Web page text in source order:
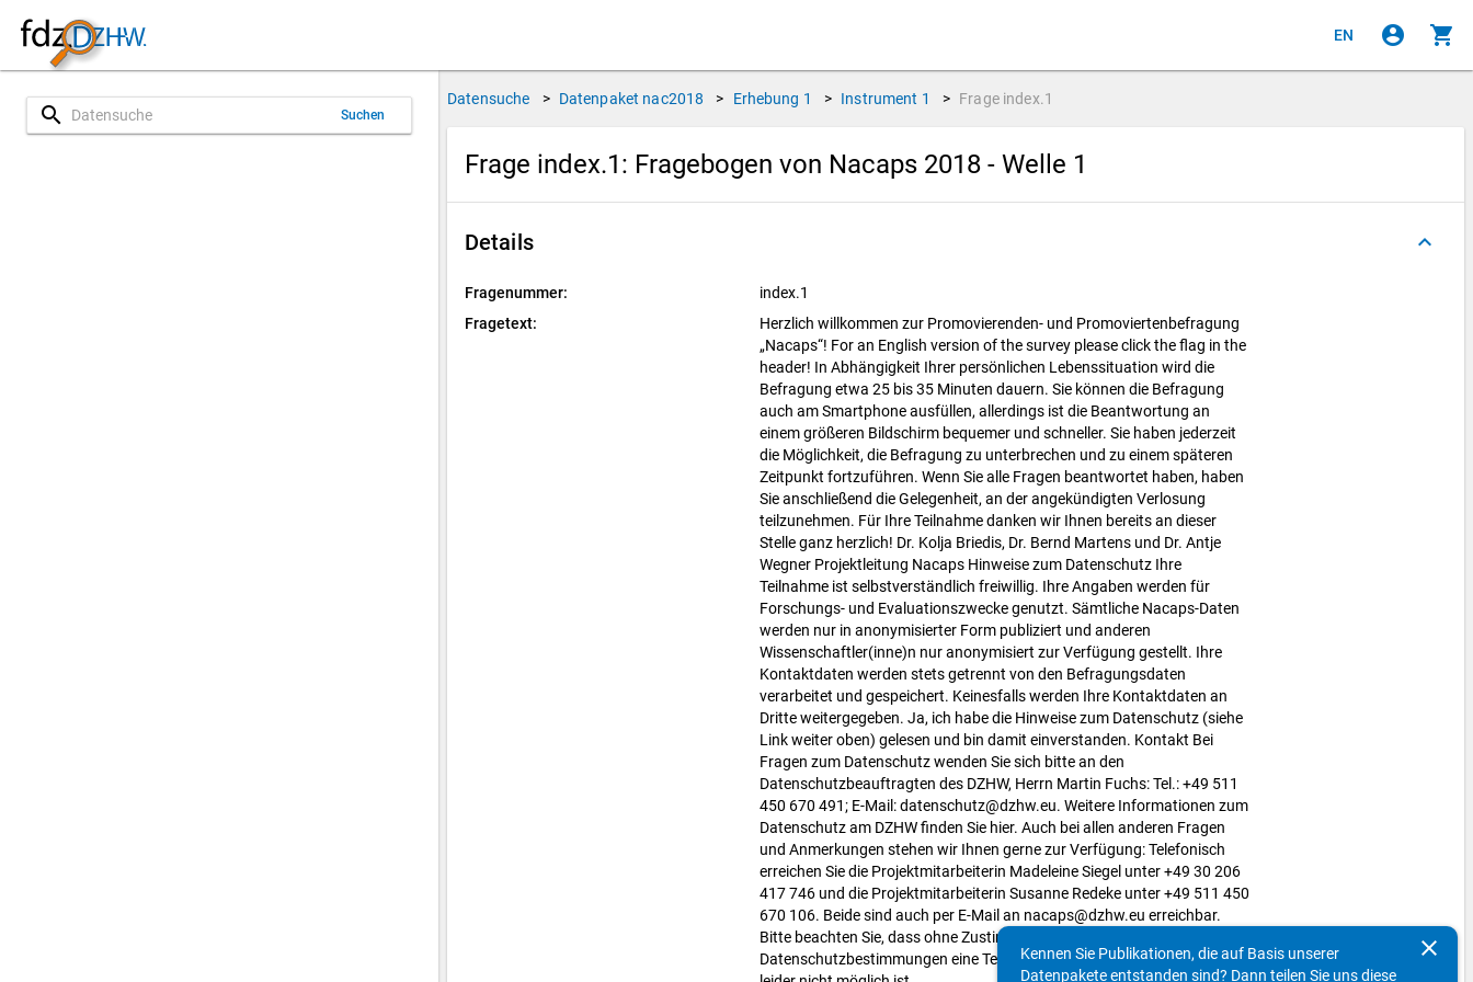
EN account_circle shopping_cart
search Suchen
Datensuche > Datenpaket nac2018 > Erhebung 1 > Instrument 1 > Frage index.1
Frage index.1: Fragebogen von Nacaps 2018 - Welle 1
Details keyboard_arrow_up
Fragenummer:
index.1
Fragetext:
Herzlich willkommen zur Promovierenden- und Promoviertenbefragung
„Nacaps“! For an English version of the survey please click the flag in the
header! In Abhängigkeit Ihrer persönlichen Lebenssituation wird die
Befragung etwa 25 bis 35 Minuten dauern. Sie können die Befragung
auch am Smartphone ausfüllen, allerdings ist die Beantwortung an
einem größeren Bildschirm bequemer und schneller. Sie haben jederzeit
die Möglichkeit, die Befragung zu unterbrechen und zu einem späteren
Zeitpunkt fortzuführen. Wenn Sie alle Fragen beantwortet haben, haben
Sie anschließend die Gelegenheit, an der angekündigten Verlosung
teilzunehmen. Für Ihre Teilnahme danken wir Ihnen bereits an dieser
Stelle ganz herzlich! Dr. Kolja Briedis, Dr. Bernd Martens und Dr. Antje
Wegner Projektleitung Nacaps Hinweise zum Datenschutz Ihre
Teilnahme ist selbstverständlich freiwillig. Ihre Angaben werden für
Forschungs- und Evaluationszwecke genutzt. Sämtliche Nacaps-Daten
werden nur in anonymisierter Form publiziert und anderen
Wissenschaftler(inne)n nur anonymisiert zur Verfügung gestellt. Ihre
Kontaktdaten werden stets getrennt von den Befragungsdaten
verarbeitet und gespeichert. Keinesfalls werden Ihre Kontaktdaten an
Dritte weitergegeben. Ja, ich habe die Hinweise zum Datenschutz (siehe
Link weiter oben) gelesen und bin damit einverstanden. Kontakt Bei
Fragen zum Datenschutz wenden Sie sich bitte an den
Datenschutzbeauftragten des DZHW, Herrn Martin Fuchs: Tel.: +49 511
450 670 491; E-Mail: datenschutz@dzhw.eu. Weitere Informationen zum
Datenschutz am DZHW finden Sie hier. Auch bei allen anderen Fragen
und Anmerkungen stehen wir Ihnen gerne zur Verfügung: Telefonisch
erreichen Sie die Projektmitarbeiterin Madeleine Siegel unter +49 30 206
417 746 und die Projektmitarbeiterin Susanne Redeke unter +49 511 450
670 106. Beide sind auch per E-Mail an nacaps@dzhw.eu erreichbar.
Bitte beachten Sie, dass ohne Zustimmung zu den
Datenschutzbestimmungen eine Teilnahme an der Nacaps-Befragung
clear
Kennen Sie Publikationen, die auf Basis unserer
Datenpakete entstanden sind? Dann teilen Sie uns diese